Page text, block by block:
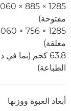
مفتوحة)
مغلقة)
63,8 كجم (بما
الطباعة)
أبعاد العبوة ووزنها